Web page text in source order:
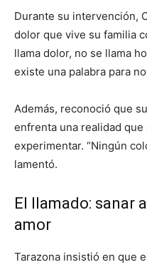
Durante su intervención,
dolor que vive su familia
llama dolor, no se llama
existe una palabra para
Además, reconoció que
enfrenta una realidad
experimentar. “Ningún
lamentó.
El llamado: sanar
amor
Tarazona insistió en que